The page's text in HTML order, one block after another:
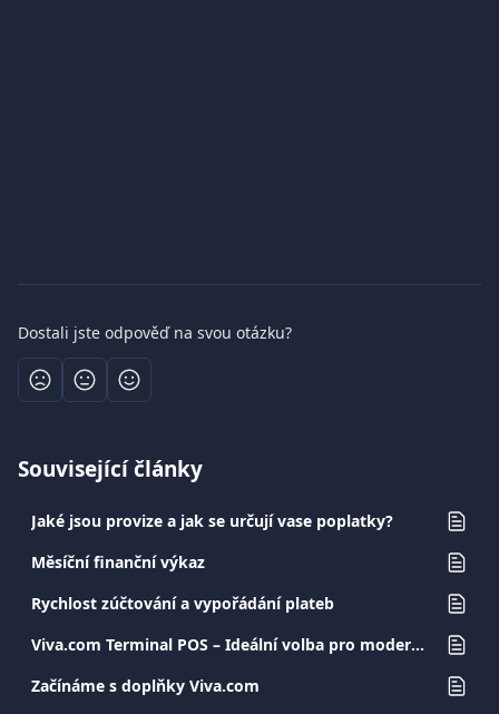
Dostali jste odpověď na svou otázku?
Související články
Jaké jsou provize a jak se určují vase poplatky?
Měsíční finanční výkaz
Rychlost zúčtování a vypořádání plateb
Viva.com Terminal POS – Ideální volba pro moderní a bezpečné transakce
Začínáme s doplňky Viva.com